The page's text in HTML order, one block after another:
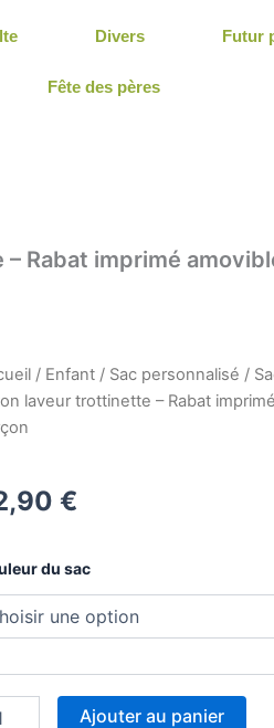
Divers Futur
Fête des pères
Rabat imprimé
/ Enfant / Sac personnalisé /
laveur trottinette – Rabat
€
du sac
Ajouter au panier